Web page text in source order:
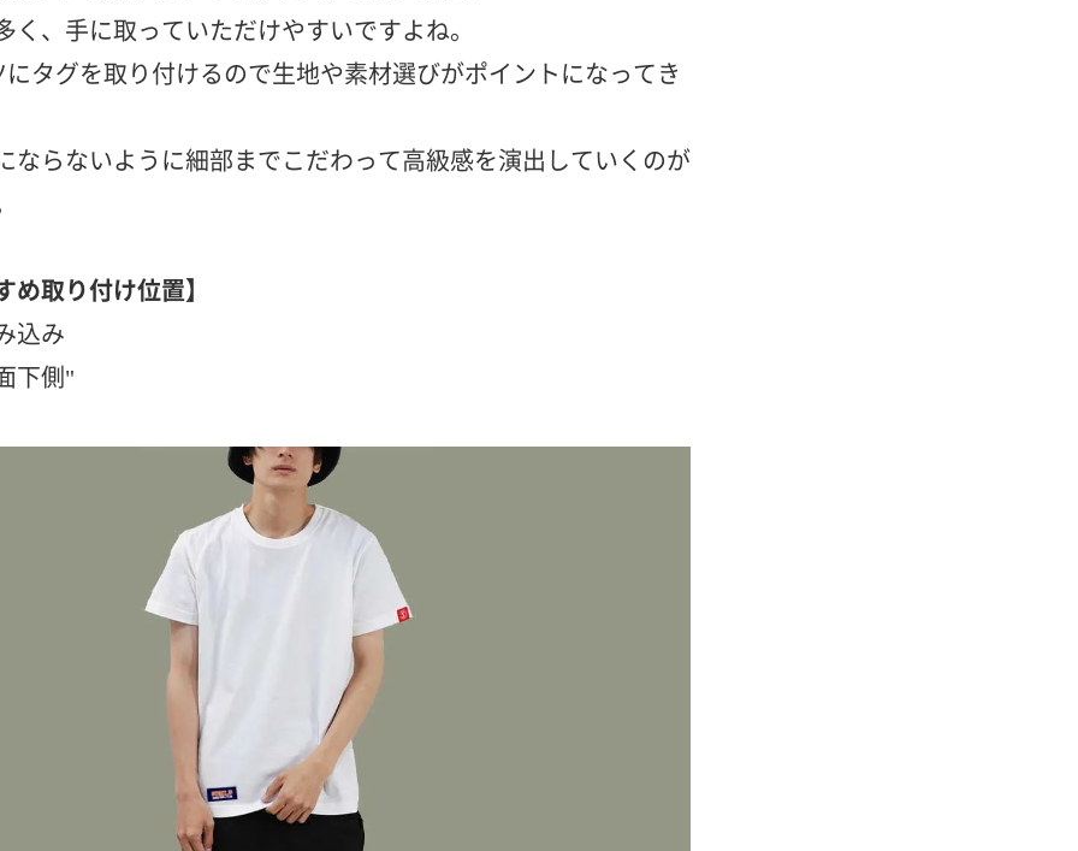
く、手に取っていただけやすいですよね。
にタグを取り付けるので生地や素材選びがポイントになってき
ならないように細部までこだわって高級感を演出していくのが
め取り付け位置】
込み
下側"